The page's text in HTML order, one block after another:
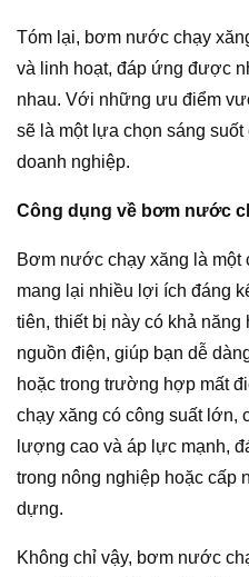
Tóm lại, bơm nước chạy
và linh hoạt, đáp ứng được
nhau. Với những ưu điểm
sẽ là một lựa chọn sáng
doanh nghiệp.
Công dụng về bơm nước
Bơm nước chạy xăng là một
mang lại nhiều lợi ích đáng
tiên, thiết bị này có khả
nguồn điện, giúp bạn dễ
hoặc trong trường hợp mất
chạy xăng có công suất
lượng cao và áp lực mạnh,
trong nông nghiệp hoặc cấp
dựng.
Không chỉ vậy, bơm nước